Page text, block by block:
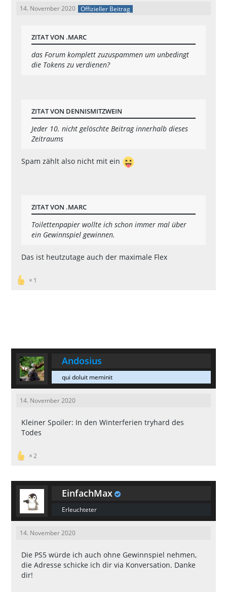
14. November 2020 Offizieller Beitrag
ZITAT VON .MARC
das Forum komplett zuzuspammen um unbedingt
die Tokens zu verdienen?
ZITAT VON DENNISMITZWEIN
Jeder 10. nicht gelöschte Beitrag innerhalb dieses
Zeitraums
Spam zählt also nicht mit ein
ZITAT VON .MARC
Toilettenpapier wollte ich schon immer mal über
ein Gewinnspiel gewinnen.
Das ist heutzutage auch der maximale Flex
1
Andosius
qui doluit meminit
14. November 2020
Kleiner Spoiler: In den Winterferien tryhard des
Todes
2
EinfachMax
Erleuchteter
14. November 2020
Die PS5 würde ich auch ohne Gewinnspiel nehmen,
die Adresse schicke ich dir via Konversation. Danke
dir!